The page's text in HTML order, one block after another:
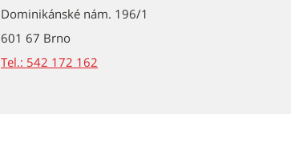
Dominikánské nám. 196/1
601 67 Brno
Tel.: 542 172 162